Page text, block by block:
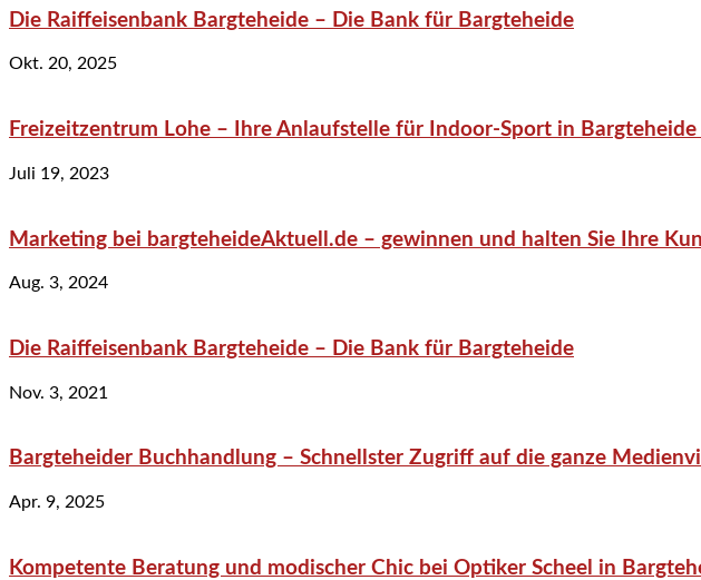
Die Raiffeisenbank Bargteheide – Die Bank für Bargteheide
Okt. 20, 2025
Freizeitzentrum Lohe – Ihre Anlaufstelle für Indoor-Sport in
Juli 19, 2023
Marketing bei bargteheideAktuell.de – gewinnen und halten Sie Ihre
Aug. 3, 2024
Die Raiffeisenbank Bargteheide – Die Bank für Bargteheide
Nov. 3, 2021
Bargteheider Buchhandlung – Schnellster Zugriff auf die ganze
Apr. 9, 2025
Kompetente Beratung und modischer Chic bei Optiker Scheel in